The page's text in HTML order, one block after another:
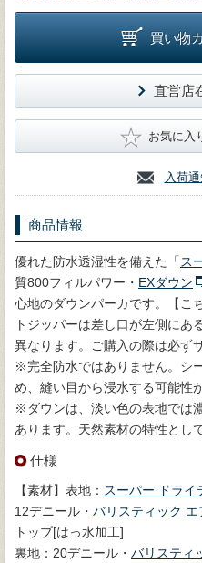
買い物
直営店
★ お気に入
入荷
商品情報
優れた防水透湿性を備えた「ス
質800フィルパワー・ EXダウン
心地のダウンパーカです。【こ
トジッパーは差し口が左側にあ
異なります。ご購入の際は必ず
※完全防水ではありません。シ
め、縫い目から浸水する可能性
※ダウンは、淡い色の表地では
あります。天然素材の特性とし
仕様
【素材】表地： スーパー ドライ
12デニール・ バリスティック
トップ[はっ水加工]
裏地：20デニール・ バリスティ